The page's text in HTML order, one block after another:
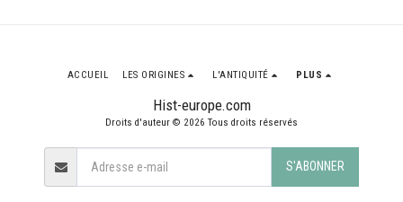
Hist-europe.com
Droits d'auteur © 2026 Tous droits réservés
ACCUEIL LES ORIGINES L'ANTIQUITÉ PLUS
S'ABONNER